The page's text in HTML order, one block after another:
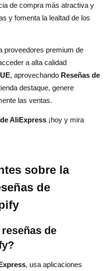
de compra más atractiva y
y fomenta la lealtad de los
proveedores premium de
a alta calidad
, aprovechando Reseñas de
destaque, genere
las ventas.
AliExpress ¡hoy y mira
sobre la
de
de
, usa aplicaciones